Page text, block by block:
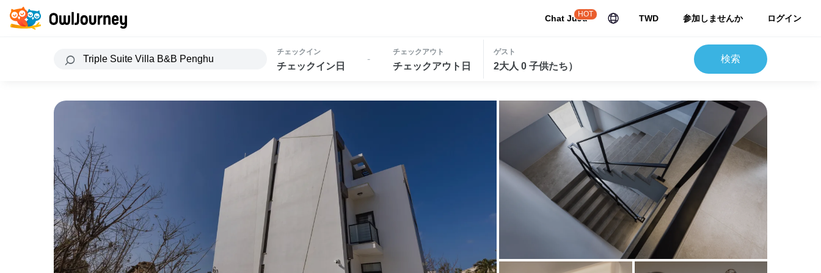
Chat JuJu
HOT TWD 参加しませんか ログイン
チェックイン
チェックイン日
-
チェックアウト
チェックアウト日
ゲスト
2大人 0 子供たち）
検索